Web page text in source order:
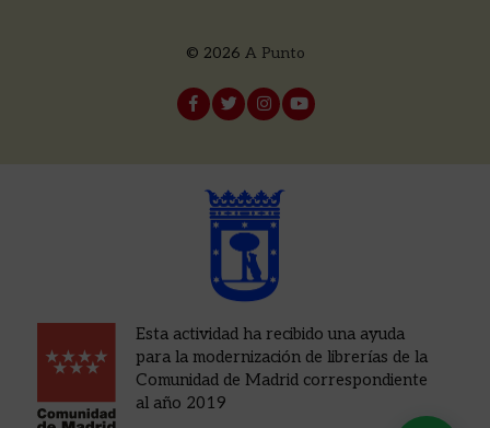
© 2026 A Punto
Esta actividad ha recibido una ayuda
para la modernización de librerías de la
Comunidad de Madrid correspondiente
al año 2019